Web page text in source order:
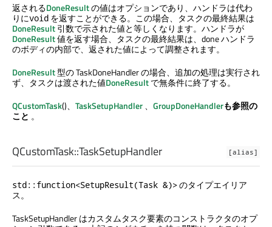
返されるDoneResultの値はオプションであり、ハンドラは代わ
りにvoid を返すことができる。この場合、タスクの最終結果は
DoneResult引数で示された値と等しくなります。ハンドラが
DoneResult値を返す場合、タスクの最終結果は、done ハンドラ
のボディの内部で、返された値によって調整されます。
DoneResult型の TaskDoneHandler の場合、追加の処理は実行され
ず、タスクは渡された値DoneResultで無条件に終了する。
QCustomTask()、 TaskSetupHandler、 GroupDoneHandlerも参照の
こと 。
[alias]
QCustomTask::TaskSetupHandler
std::function<SetupResult(Task &)>のタイプエイリア
ス。
TaskSetupHandler はカスタムタスク要素のコンストラクタのオプ